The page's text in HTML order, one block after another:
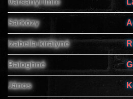
www.onlinefilmvilag2.eu,Copyright ©
semmilyen jogsértő tartalmat. Minden
Frissítve:
Sárközy
Izabella királyné
Baloghné
János